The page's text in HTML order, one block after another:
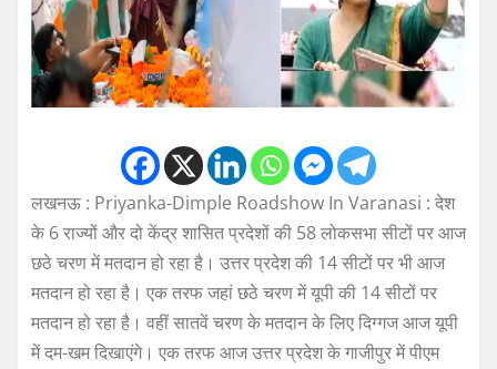
लखनऊ : Priyanka-Dimple Roadshow In Varanasi : देश
के 6 राज्यों और दो केंद्र शासित प्रदेशों की 58 लोकसभा सीटों पर आज
छठे चरण में मतदान हो रहा है। उत्तर प्रदेश की 14 सीटों पर भी आज
मतदान हो रहा है। एक तरफ जहां छठे चरण में यूपी की 14 सीटों पर
मतदान हो रहा है। वहीं सातवें चरण के मतदान के लिए दिग्गज आज यूपी
में दम-खम दिखाएंगे। एक तरफ आज उत्तर प्रदेश के गाजीपुर में पीएम